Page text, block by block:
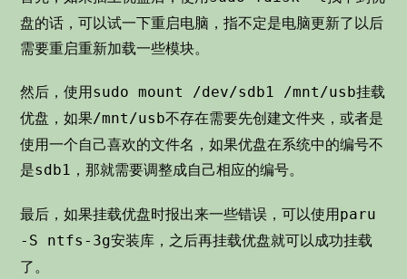
盘的话，可以试一下重启电脑，指不定是电脑更新了以后
需要重启重新加载一些模块。
然后，使用sudo mount /dev/sdb1 /mnt/usb挂载
优盘，如果/mnt/usb不存在需要先创建文件夹，或者是
使用一个自己喜欢的文件名，如果优盘在系统中的编号不
是sdb1 ，那就需要调整成自己相应的编号。
最后，如果挂载优盘时报出来一些错误，可以使用paru
-S ntfs-3g安装库，之后再挂载优盘就可以成功挂载
了。